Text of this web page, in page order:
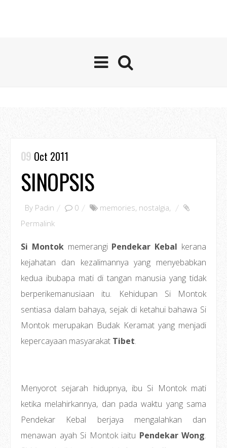
09 Oct 2011
SINOPSIS
By Padin 0 memories, nostalgia,
Permalink
Si Montokmemerangi Pendekar Kebal kerana
kejahatan dan kezalimannya yang menyebabkan
kedua ibubapa mati di tangan manusia yang tidak
berperikemanusiaan itu. Kehidupan Si Montok
sentiasa dalam bahaya, sejak di ketahui bahawa Si
Montok merupakan Budak Keramat yang menjadi
kepercayaan masyarakat Tibet.
Menyorot sejarah hidupnya, ibu Si Montok mati
ketika melahirkannya, dan pada waktu yang sama
Pendekar Kebal berjaya mengalahkan dan
menawan ayah Si Montok iaitu Pendekar Wong.